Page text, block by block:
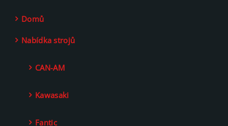
Domů
Nabídka strojů
CAN-AM
Kawasaki
Fantic